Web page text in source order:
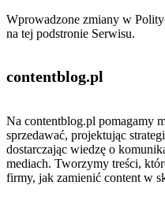
Wprowadzone zmiany w
na tej podstronie Serwisu.
contentblog.pl
Na contentblog.pl pomagamy
sprzedawać, projektując
dostarczając wiedzę o
mediach. Tworzymy treści,
firmy, jak zamienić content w